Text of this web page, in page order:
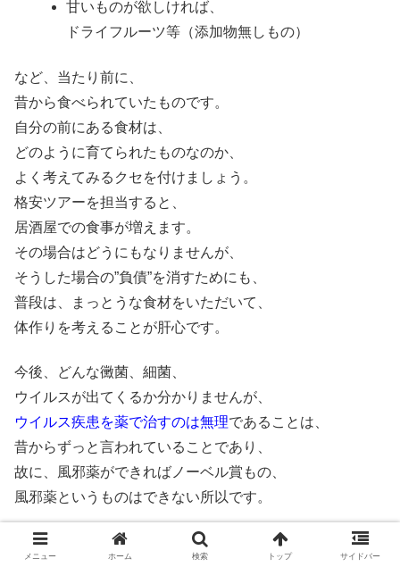
甘いものが欲しければ、
ドライフルーツ等（添加物無しもの）
など、当たり前に、
昔から食べられていたものです。
自分の前にある食材は、
どのように育てられたものなのか、
よく考えてみるクセを付けましょう。
格安ツアーを担当すると、
居酒屋での食事が増えます。
その場合はどうにもなりませんが、
そうした場合の”負債”を消すためにも、
普段は、まっとうな食材をいただいて、
体作りを考えることが肝心です。
今後、どんな黴菌、細菌、
ウイルスが出てくるか分かりませんが、
ウイルス疾患を薬で治すのは無理であることは、
昔からずっと言われていることであり、
故に、風邪薬ができればノーベル賞もの、
風邪薬というものはできない所以です。
新しいパンデミックが、また、
メニュー ホーム 検索 トップ サイドバー